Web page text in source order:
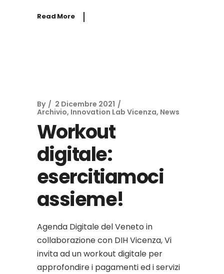
Read More
By
2 Dicembre 2021
Archivio, Innovation Lab Vicenza, News
Workout
digitale:
esercitiamoci
assieme!
Agenda Digitale del Veneto in
collaborazione con DIH Vicenza, Vi
invita ad un workout digitale per
approfondire i pagamenti ed i servizi